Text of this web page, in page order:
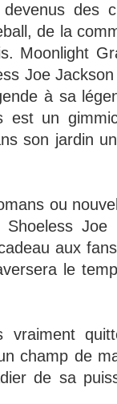
des
de la
Moonlight
Joe
à sa
est un
son jardin
ou
aux
le
vraiment
champ de
de sa